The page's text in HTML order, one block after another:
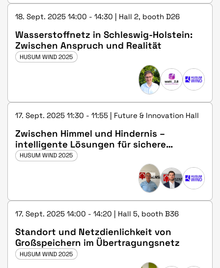
18. Sept. 2025 14:00 - 14:30 | Hall 2, booth D26
Wasserstoffnetz in Schleswig-Holstein:
Zwischen Anspruch und Realität
HUSUM WIND 2025
17. Sept. 2025 11:30 - 11:55 | Future & Innovation Hall
Zwischen Himmel und Hindernis –
intelligente Lösungen für sichere
Flugrouten
HUSUM WIND 2025
17. Sept. 2025 14:00 - 14:20 | Hall 5, booth B36
Standort und Netzdienlichkeit von
Großspeichern im Übertragungsnetz
HUSUM WIND 2025